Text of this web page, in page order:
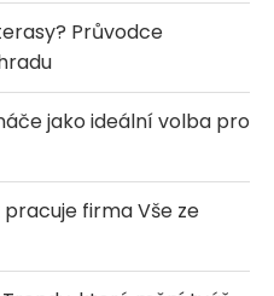
Průvodce
jako ideální volba pro
firma Vše ze